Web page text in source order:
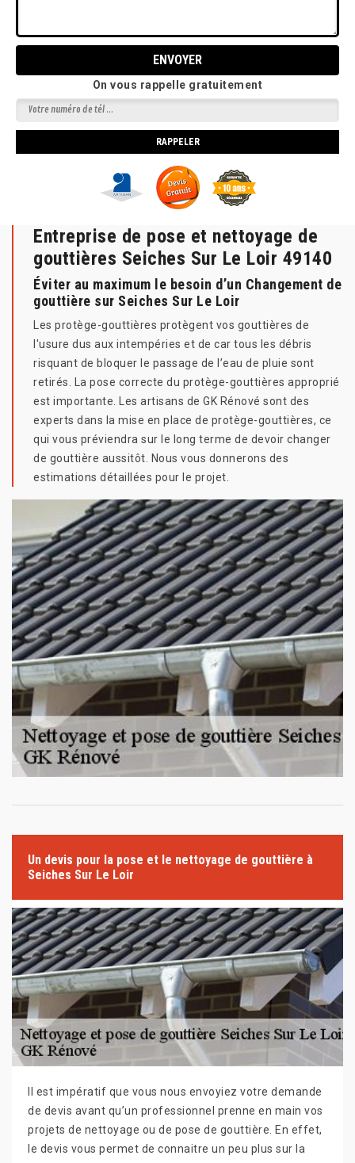
On vous rappelle gratuitement
Entreprise de pose et nettoyage de
gouttières Seiches Sur Le Loir 49140
Éviter au maximum le besoin d’un Changement de
gouttière sur Seiches Sur Le Loir
Les protège-gouttières protègent vos gouttières de
l'usure dus aux intempéries et de car tous les débris
risquant de bloquer le passage de l’eau de pluie sont
retirés. La pose correcte du protège-gouttières approprié
est importante. Les artisans de GK Rénové sont des
experts dans la mise en place de protège-gouttières, ce
qui vous préviendra sur le long terme de devoir changer
de gouttière aussitôt. Nous vous donnerons des
estimations détaillées pour le projet.
Un devis pour la pose et le nettoyage de gouttière à
Seiches Sur Le Loir
Il est impératif que vous nous envoyiez votre demande
de devis avant qu’un professionnel prenne en main vos
projets de nettoyage ou de pose de gouttière. En effet,
le devis vous permet de connaitre un peu plus sur la